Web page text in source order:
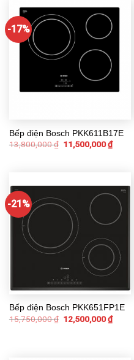
-17%
Bếp điện Bosch PKK611B17E
13,800,000₫ 11,500,000₫
-21%
Bếp điện Bosch PKK651FP1E
15,750,000₫ 12,500,000₫